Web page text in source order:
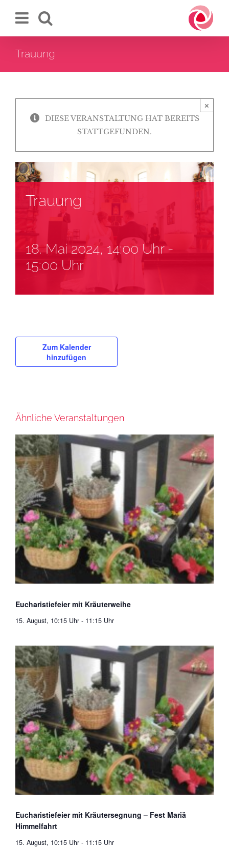
Inhalt
Trauung
×
DIESE VERANSTALTUNG HAT BEREITS
STATTGEFUNDEN.
Trauung
18. Mai 2024, 14:00 Uhr-
15:00 Uhr
Zum Kalender
hinzufügen
Ähnliche Veranstaltungen
Eucharistiefeier mit Kräuterweihe
15. August, 10:15 Uhr - 11:15 Uhr
Eucharistiefeier mit Kräutersegnung – Fest Mariä
Himmelfahrt
15. August, 10:15 Uhr - 11:15 Uhr